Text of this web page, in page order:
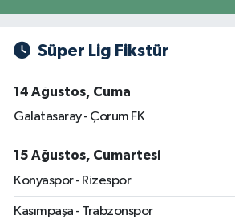
Süper Lig Fikstür
14 Ağustos, Cuma
Galatasaray - Çorum FK
15 Ağustos, Cumartesi
Konyaspor - Rizespor
Kasımpaşa - Trabzonspor